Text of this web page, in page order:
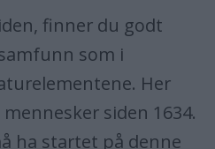
meter over havet.
i Kragerø
nord for
til Bamble
med
finner du godt
som i
Her
siden 1634.
ha startet på denne